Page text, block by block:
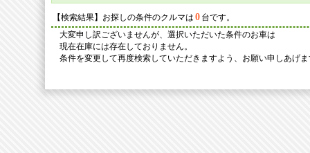
【検索結果】お探しの条件のクルマは 0 台です。
大変申し訳ございませんが、選択いただいた条件のお車は
現在在庫には存在しておりません。
条件を変更して再度検索していただきますよう、お願い申しあげ